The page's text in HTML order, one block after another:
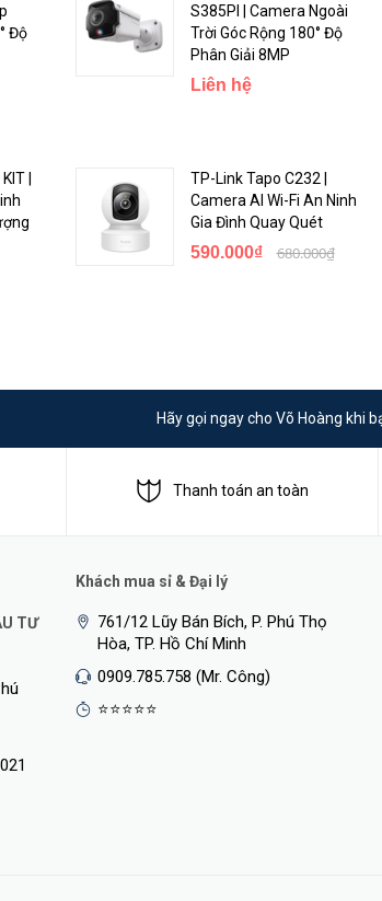
Tiện
toán AI thông minh giúp bạn có thể xác định rõ
Độ
S385PI | Camera Ngoài
Trời Góc Rộng 180° Độ
Phân Giải 8MP
Liên hệ
|
TP-Link Tapo C232 |
Camera AI Wi-Fi An Ninh
Gia Đình Quay Quét
590.000₫ 680.000₫
Hãy gọi ngay cho Võ Hoàng khi
Thanh toán an toàn
TƯ
Khách mua sỉ & Đại lý
761/12 Lũy Bán Bích, P. Phú Thọ
Hòa, TP. Hồ Chí Minh
0909.785.758 (Mr. Công)
⭐⭐⭐⭐⭐